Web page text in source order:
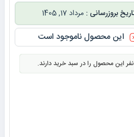
مرداد 17, 1405
این محصول ناموجود است
نفر این محصول را در سبد خرید دارند.